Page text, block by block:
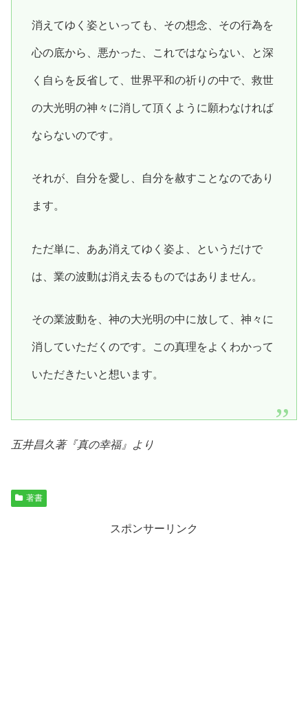
消えてゆく姿といっても、その想念、その行為を
心の底から、悪かった、これではならない、と深
く自らを反省して、世界平和の祈りの中で、救世
の大光明の神々に消して頂くように願わなければ
ならないのです。
それが、自分を愛し、自分を赦すことなのであり
ます。
ただ単に、ああ消えてゆく姿よ、というだけで
は、業の波動は消え去るものではありません。
その業波動を、神の大光明の中に放して、神々に
消していただくのです。この真理をよくわかって
いただきたいと想います。
五井昌久著『真の幸福』より
著書
スポンサーリンク